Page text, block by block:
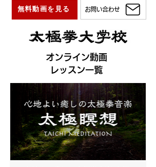
お問い合わせ
無料動画を見る
オンライン動画
レッスン一覧